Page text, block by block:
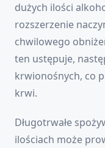
dużych ilości
rozszerzenie
chwilowego
ten ustępuje,
krwionośnych, co
krwi.
Długotrwałe
ilościach może